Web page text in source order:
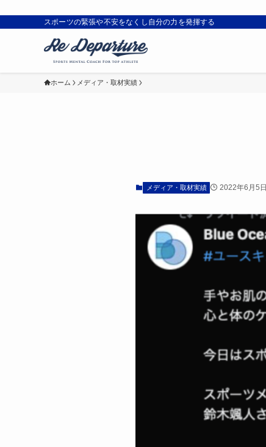
スポーツの緊張や不安をなくし自分の力を発揮する
ホーム メディア・取材実績
メディア・取材実績 2022年6月5日